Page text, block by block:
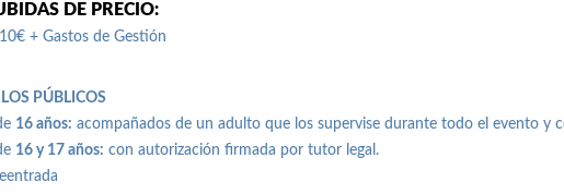
DE PRECIO:
10€ + Gastos de Gestión
LOS PÚBLICOS
16 años: acompañados de un adulto que los supervise durante todo el evento y
16 y 17 años: con autorización firmada por tutor legal.